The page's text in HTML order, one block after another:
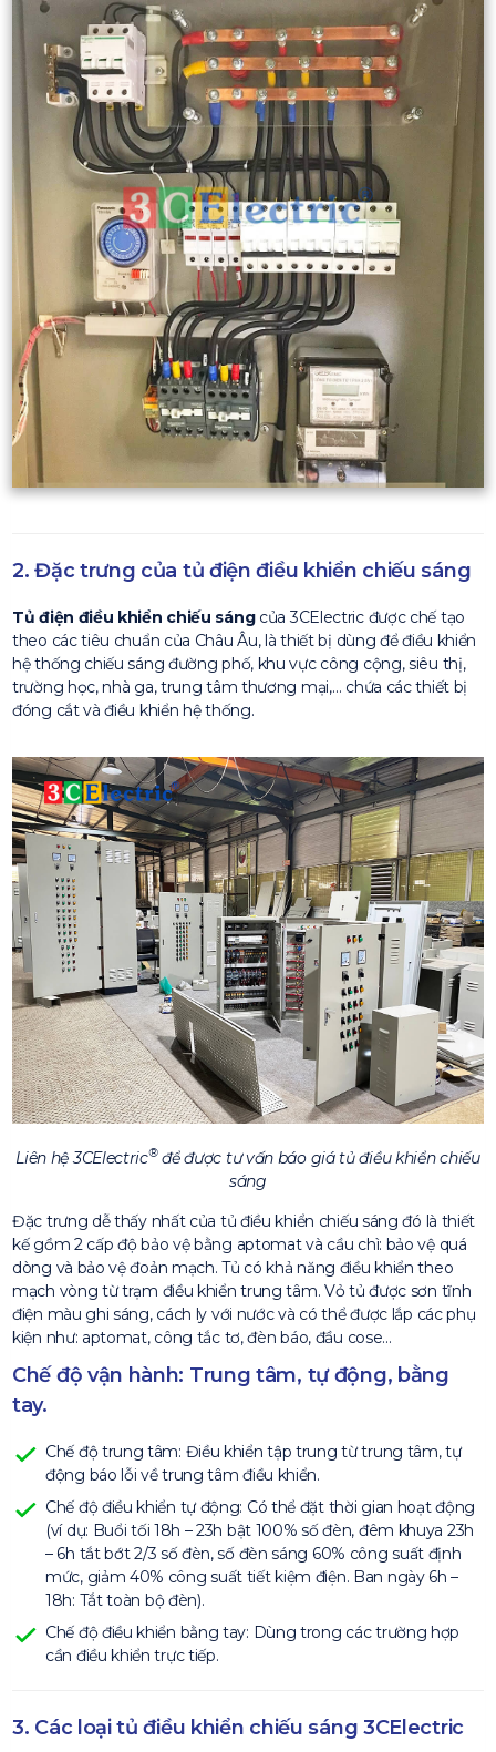
2. Đặc trưng của tủ điện điều khiển chiếu sáng
Tủ điện điều khiển chiếu sángcủa 3CElectric được chế tạo
theo các tiêu chuẩn của Châu Âu, là thiết bị dùng để điều khiển
hệ thống chiếu sáng đường phố, khu vực công cộng, siêu thị,
trường học, nhà ga, trung tâm thương mại,… chứa các thiết bị
đóng cắt và điều khiển hệ thống.
Liên hệ 3CElectric®để được tư vấn báo giá tủ điều khiển chiếu
sáng
Đặc trưng dễ thấy nhất của tủ điều khiển chiếu sáng đó là thiết
kế gồm 2 cấp độ bảo vệ bằng aptomat và cầu chì: bảo vệ quá
dòng và bảo vệ đoản mạch. Tủ có khả năng điều khiển theo
mạch vòng từ trạm điều khiển trung tâm. Vỏ tủ được sơn tĩnh
điện màu ghi sáng, cách ly với nước và có thể được lắp các phụ
kiện như: aptomat, công tắc tơ, đèn báo, đầu cose…
Chế độ vận hành: Trung tâm, tự động, bằng
tay.
Chế độ trung tâm: Điều khiển tập trung từ trung tâm, tự
động báo lỗi về trung tâm điều khiển.
Chế độ điều khiển tự động: Có thể đặt thời gian hoạt động
(ví dụ: Buổi tối 18h – 23h bật 100% số đèn, đêm khuya 23h
– 6h tắt bớt 2/3 số đèn, số đèn sáng 60% công suất định
mức, giảm 40% công suất tiết kiệm điện. Ban ngày 6h –
18h: Tắt toàn bộ đèn).
Chế độ điều khiển bằng tay: Dùng trong các trường hợp
cần điều khiển trực tiếp.
3. Các loại tủ điều khiển chiếu sáng 3CElectric